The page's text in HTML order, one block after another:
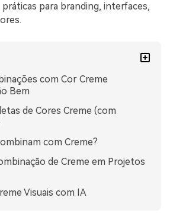
para branding, interfaces,
com Cor Creme
Bem
de Cores Creme (com
com Creme?
de Creme em Projetos
Visuais com IA